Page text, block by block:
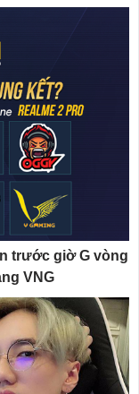
trước giờ G vòng
VNG